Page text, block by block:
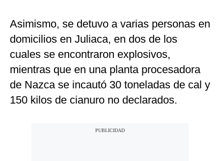
Asimismo, se detuvo a varias personas en
domicilios en Juliaca, en dos de los
cuales se encontraron explosivos,
mientras que en una planta procesadora
de Nazca se incautó 30 toneladas de cal y
150 kilos de cianuro no declarados.